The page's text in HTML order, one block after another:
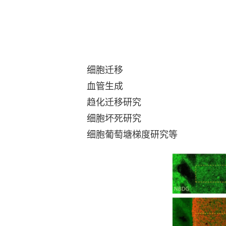
细胞迁移
血管生成
趋化迁移研究
细胞坏死研究
细胞葡萄塘梯度研究等